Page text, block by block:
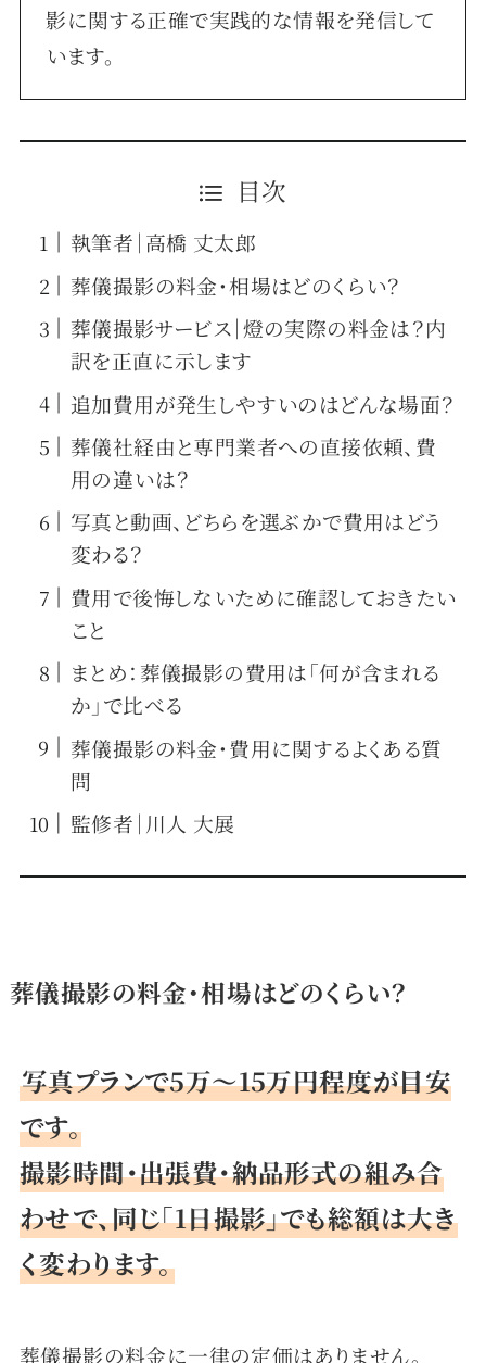
影に関する正確で実践的な情報を発信して
います。
目次
執筆者｜高橋 丈太郎
葬儀撮影の料金・相場はどのくらい？
葬儀撮影サービス｜燈の実際の料金は？内
訳を正直に示します
追加費用が発生しやすいのはどんな場面？
葬儀社経由と専門業者への直接依頼、費
用の違いは？
写真と動画、どちらを選ぶかで費用はどう
変わる？
費用で後悔しないために確認しておきたい
こと
まとめ：葬儀撮影の費用は「何が含まれる
か」で比べる
葬儀撮影の料金・費用に関するよくある質
問
監修者｜川人 大展
葬儀撮影の料金・相場はどのくらい？
写真プランで5万〜15万円程度が目安
です。
撮影時間・出張費・納品形式の組み合
わせで、同じ「1日撮影」でも総額は大き
く変わります。
葬儀撮影の料金に一律の定価はありません。